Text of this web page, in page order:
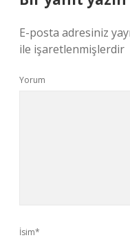
E-posta adresiniz
ile işaretlenmişlerdir
Yorum
İsim*